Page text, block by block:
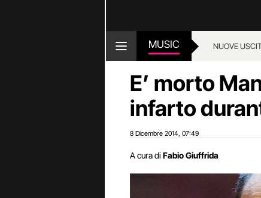
MUSIC NUOVE
E’ morto
infarto
8 Dicembre 2014 07:49
A cura di Fabio Giuffrida